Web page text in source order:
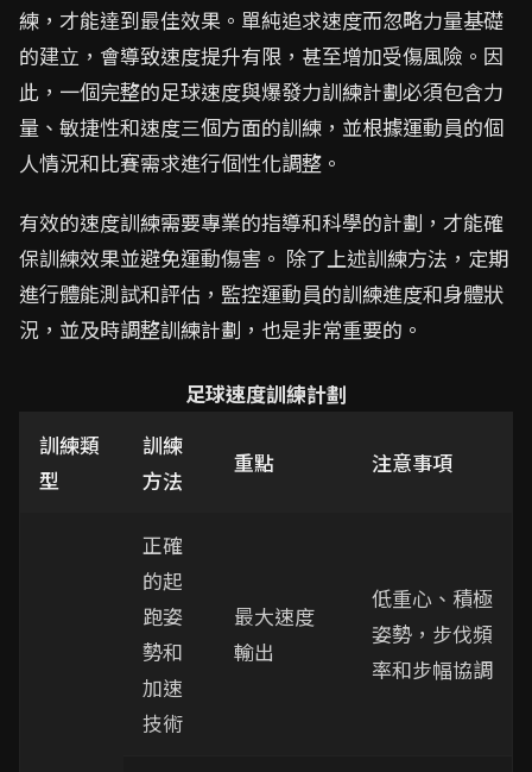
練，才能達到最佳效果。單純追求速度而忽略力量基礎
的建立，會導致速度提升有限，甚至增加受傷風險。因
此，一個完整的足球速度與爆發力訓練計劃必須包含力
量、敏捷性和速度三個方面的訓練，並根據運動員的個
人情況和比賽需求進行個性化調整。
有效的速度訓練需要專業的指導和科學的計劃，才能確
保訓練效果並避免運動傷害。 除了上述訓練方法，定期
進行體能測試和評估，監控運動員的訓練進度和身體狀
況，並及時調整訓練計劃，也是非常重要的。
足球速度訓練計劃
訓練類
型
訓練
方法
重點 注意事項
正確
的起
跑姿
勢和
加速
技術
最大速度
輸出
低重心、積極
姿勢，步伐頻
率和步幅協調